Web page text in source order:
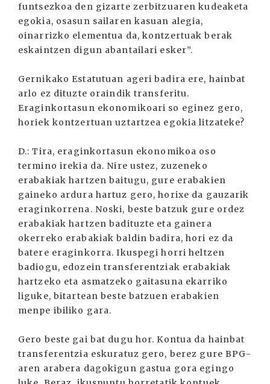
funtsezkoa den gizarte zerbitzuaren kudeaketa
egokia, osasun sailaren kasuan alegia,
oinarrizko elementua da, kontzertuak berak
eskaintzen digun abantailari esker”.
Gernikako Estatutuan ageri badira ere, hainbat
arlo ez dituzte oraindik transferitu.
Eraginkortasun ekonomikoari so eginez gero,
horiek kontzertuan uztartzea egokia litzateke?
D.: Tira, eraginkortasun ekonomikoa oso
termino irekia da. Nire ustez, zuzeneko
erabakiak hartzen baitugu, gure erabakien
gaineko ardura hartuz gero, horixe da gauzarik
eraginkorrena. Noski, beste batzuk gure ordez
erabakiak hartzen badituzte eta gainera
okerreko erabakiak baldin badira, hori ez da
batere eraginkorra. Ikuspegi horri heltzen
badiogu, edozein transferentziak erabakiak
hartzeko eta asmatzeko gaitasuna ekarriko
liguke, bitartean beste batzuen erabakien
menpe ibiliko gara.
Gero beste gai bat dugu hor. Kontua da hainbat
transferentzia eskuratuz gero, berez gure BPG-
aren arabera dagokigun gastua gora egingo